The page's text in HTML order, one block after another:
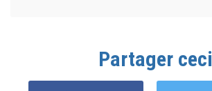
Partager ceci